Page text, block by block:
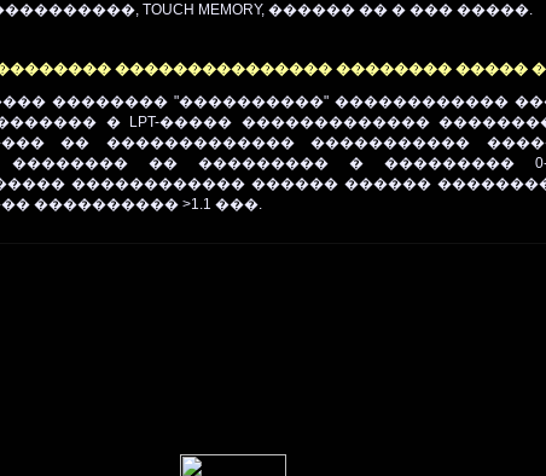
TOUCH MEMORY, ������ �� � ��� �����.
��������������� �������� �����
�������� "����������" ������������
� LPT-����� �������������
�� ������������� �����������
�������� �� ��������� � ���������
������������ ������ ������
���������� >1.1 ���.